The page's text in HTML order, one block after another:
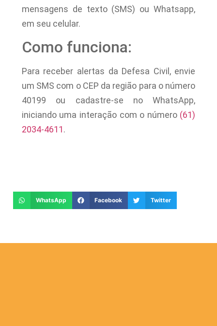
mensagens de texto (SMS) ou Whatsapp,
em seu celular.
Como funciona:
Para receber alertas da Defesa Civil, envie
um SMS com o CEP da região para o número
40199 ou cadastre-se no WhatsApp,
iniciando uma interação com o número (61)
2034-4611.
WhatsApp Facebook Twitter